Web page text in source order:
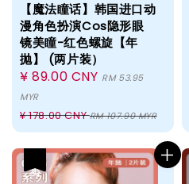
【魔法瞳话】韩国进口动
漫角色扮演Cos隐形眼
镜美瞳-红色螺旋【年
抛】 (两片装）
Sale
price
¥ 89.00 CNY RM 53.95
MYR
Regular
price
¥ 178.00 CNYRM 107.90 MYR